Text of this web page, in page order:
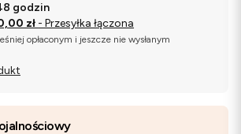
godzin
zł - Przesyłka łączona
opłaconym i jeszcze nie wysłanym